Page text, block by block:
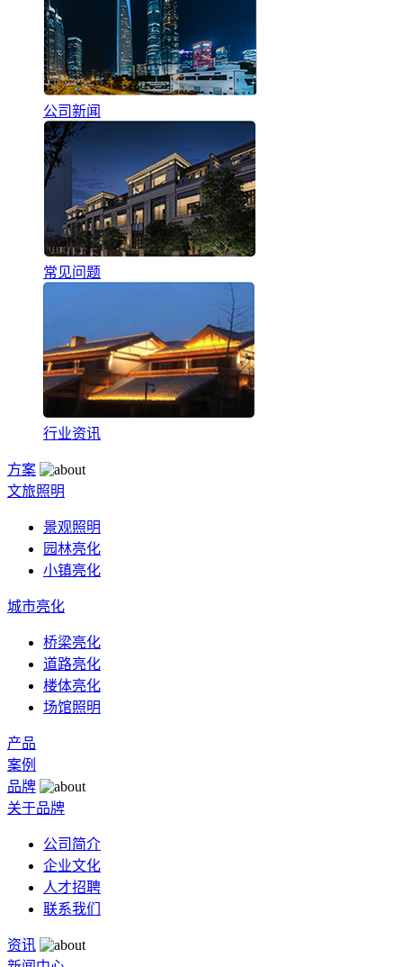
公司新闻
常见问题
行业资讯
方案
文旅照明
景观照明
园林亮化
小镇亮化
城市亮化
桥梁亮化
道路亮化
楼体亮化
场馆照明
产品
案例
品牌
关于品牌
公司简介
企业文化
人才招聘
联系我们
资讯